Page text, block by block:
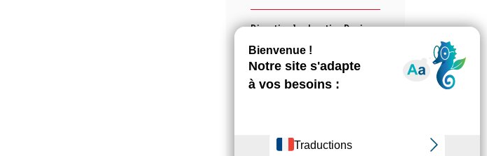
Direction le chantier Duris
pour nos nouveaux
collaborateurs et
collaboratrices !